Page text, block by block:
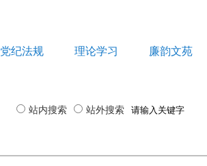
党纪法规 理论学习 廉韵文苑
站内搜索 站外搜索